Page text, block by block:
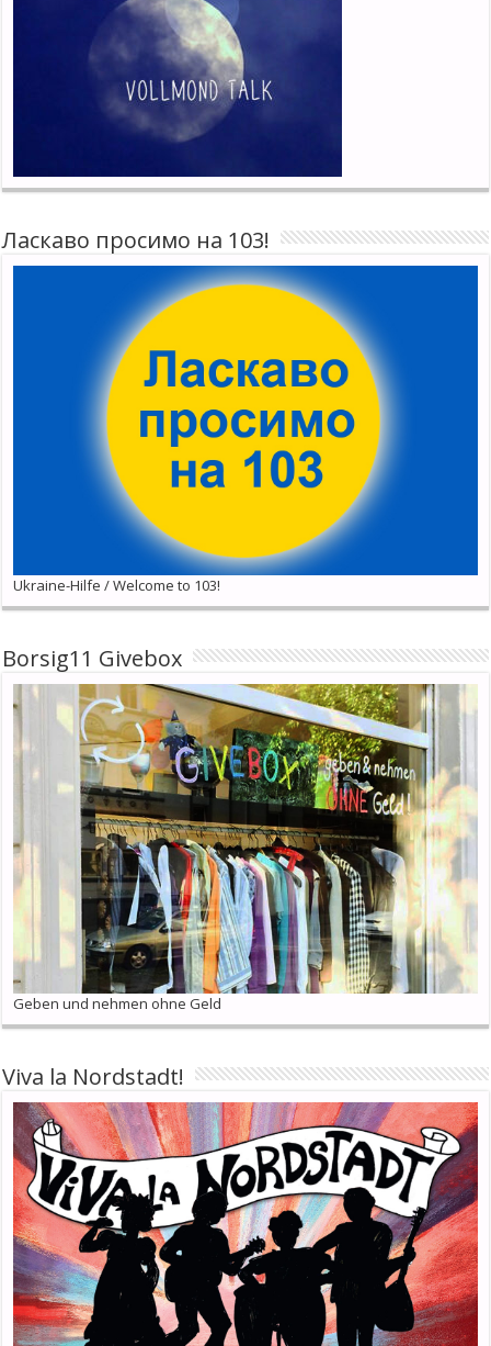
Ласкаво просимо на 103!
Ukraine-Hilfe / Welcome to 103!
Borsig11 Givebox
Geben und nehmen ohne Geld
Viva la Nordstadt!